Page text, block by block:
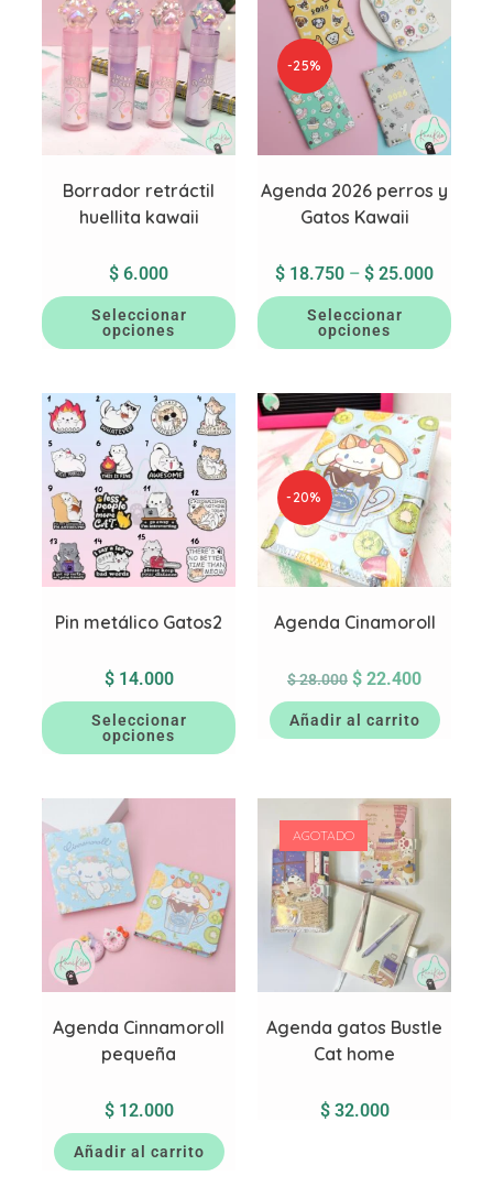
Borrador retráctil
huellita kawaii
$ 6.000
Seleccionar
opciones
-25%
Agenda 2026 perros y
Gatos Kawaii
$ 18.750 – $ 25.000
Seleccionar
opciones
Pin metálico Gatos2
$14.000
Seleccionar
opciones
-20%
Agenda Cinamoroll
$28.000 $ 22.400
Añadir al carrito
Agenda Cinnamoroll
pequeña
$12.000
Añadir al carrito
AGOTADO
Agenda gatos Bustle
Cat home
$32.000